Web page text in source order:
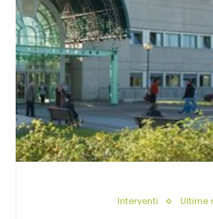
Interventi Ultime